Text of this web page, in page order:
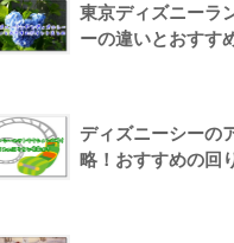
東京ディズニーラ
ーの違いとおすす
ディズニーシーの
略！おすすめの回